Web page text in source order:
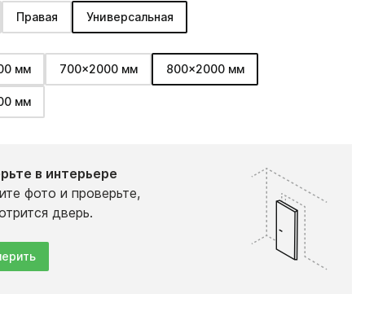
Правая Универсальная
мм 700x2000 мм 800x2000 мм
мм
в интерьере
фото и проверьте,
дверь.